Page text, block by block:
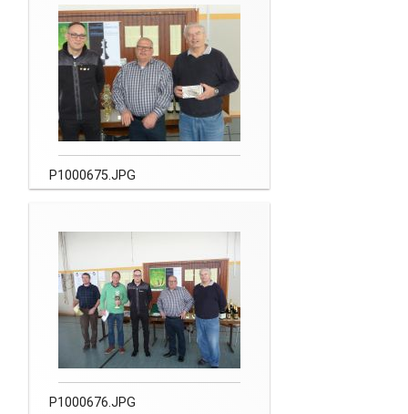
Kontakt
Impressum
Datenschutz
P1000675.JPG
P1000676.JPG